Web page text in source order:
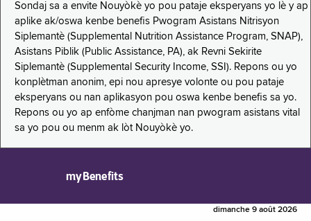
Sondaj sa a envite Nouyòkè yo pou pataje eksperyans yo lè y ap
aplike ak/oswa kenbe benefis Pwogram Asistans Nitrisyon
Siplemantè (Supplemental Nutrition Assistance Program, SNAP),
Asistans Piblik (Public Assistance, PA), ak Revni Sekirite
Siplemantè (Supplemental Security Income, SSI). Repons ou yo
konplètman anonim, epi nou apresye volonte ou pou pataje
eksperyans ou nan aplikasyon pou oswa kenbe benefis sa yo.
Repons ou yo ap enfòme chanjman nan pwogram asistans vital
sa yo pou ou menm ak lòt Nouyòkè yo.
myBenefits
dimanche 9 août 2026